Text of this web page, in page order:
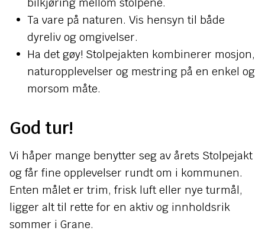
Ta vare på naturen. Vis hensyn til både
dyreliv og omgivelser.
Ha det gøy! Stolpejakten kombinerer mosjon,
naturopplevelser og mestring på en enkel og
morsom måte.
God tur!
Vi håper mange benytter seg av årets Stolpejakt
og får fine opplevelser rundt om i kommunen.
Enten målet er trim, frisk luft eller nye turmål,
ligger alt til rette for en aktiv og innholdsrik
sommer i Grane.